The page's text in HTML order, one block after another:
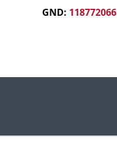
GND: 118772066